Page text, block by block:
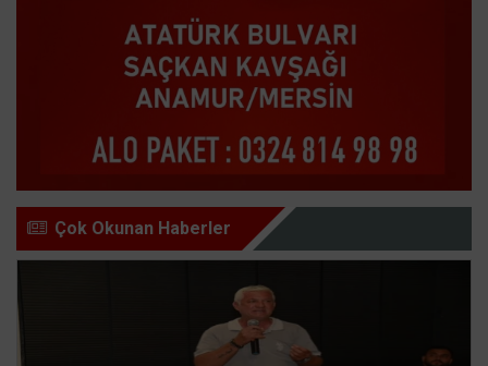
Çok Okunan Haberler